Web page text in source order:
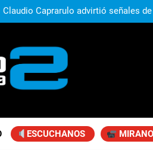
muestra un problema
Linares afirmó que el Gobierno
tierras y advirtió un cambio de clima
Paco Olveira cuestionó la visita de
muestra un problema que
Linares afirmó que el Gobierno
tierras y advirtió un cambio de clima
Paco Olveira cuestionó la visita de
ESCUCHANOS